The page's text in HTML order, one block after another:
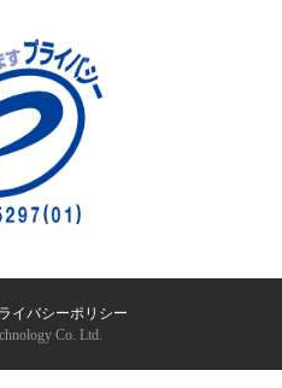
イバシーポリシー
Co. Ltd.